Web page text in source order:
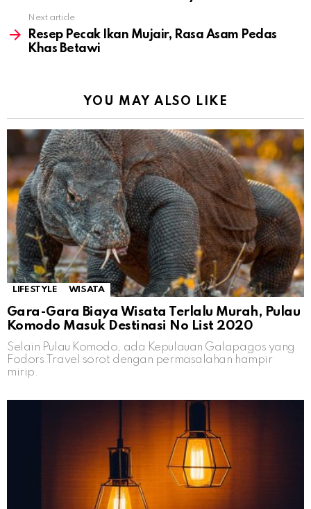
Next article
Resep Pecak Ikan Mujair, Rasa Asam Pedas
Khas Betawi
YOU MAY ALSO LIKE
LIFESTYLE WISATA
Gara-Gara Biaya Wisata Terlalu Murah, Pulau
Komodo Masuk Destinasi No List 2020
Selain Pulau Komodo, ada Kepulauan Galapagos yang
Fodors Travel sorot dengan permasalahan hampir
mirip.